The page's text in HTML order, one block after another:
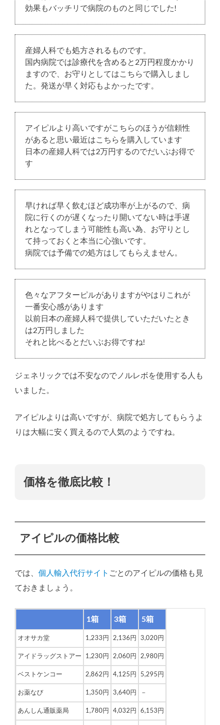
効果もバッチリで病院のものと同じでした!
産婦人科でも処方されるものです。
国内病院では診療代を含めると2万円程度かかり
ますので、お守りとしてはこちらで購入しまし
た。発送が早く対応もよかったです。
アイピルより高いですがこちらのほうが信頼性
があると思い最近はこちらを購入しています
日本の産婦人科では2万円するのでだいぶお得で
す
早ければ早く飲むほど成功率が上がるので、病
院に行くのが遅くなったり開いてない時は手遅
れとなってしまう可能性も高い為、お守りとし
て持っておくと本当に心強いです。
病院では予備での処方はしてもらえません。
色々なアフターピルがありますがやはりこれが
一番安心感があります
以前日本の産婦人科で提供していただいたとき
は2万円しました
それと比べるとだいぶお得ですね!
ジェネリックでは不安なのでノルレボを使用する人も
いました。
アイピルよりは高いですが、病院で処方してもらうよ
りは大幅に安く買えるので人気のようですね。
価格を徹底比較！
アイピルの価格比較
では、 個人輸入代行サイト ごとのアイピルの価格も見
ておきましょう。
1箱 3箱 5箱
オオサカ堂 1,233円 2,136円 3,020円
アイドラッグストアー 1,230円 2,060円 2,980円
ベストケンコー 2,862円 4,125円 5,295円
お薬なび 1,350円 3,640円 －
あんしん通販薬局 1,780円 4,032円 6,153円